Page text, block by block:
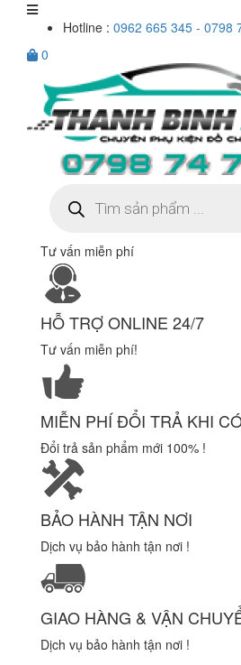
Hotline : 0962 665 345 - 0798
0
kiếm
sản
Tư vấn miễn phí
HỖ TRỢ ONLINE 24/7
Tư vấn miễn phí!
MIỄN PHÍ ĐỔI TRẢ KHI
Đổi trả sản phẩm mới 100% !
BẢO HÀNH TẬN NƠI
Dịch vụ bảo hành tận nơi !
GIAO HÀNG & VẬN
Dịch vụ bảo hành tận nơi !